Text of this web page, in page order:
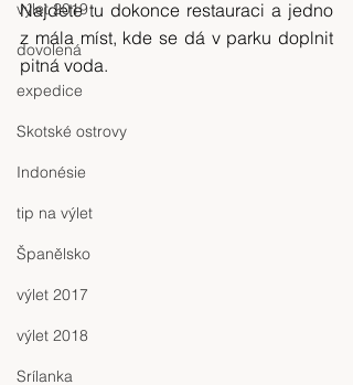
výlet 2019
dovolená
expedice
Skotské ostrovy
Indonésie
tip na výlet
Španělsko
výlet 2017
výlet 2018
Srílanka
Najdete tu dokonce restauraci a jedno
z mála míst, kde se dá v parku doplnit
pitná voda.